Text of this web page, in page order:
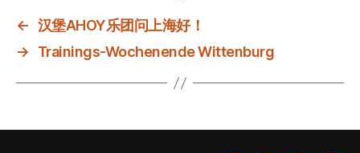
← 汉堡AHOY乐团问上海好！
→
Trainings-Wochenende Wittenburg